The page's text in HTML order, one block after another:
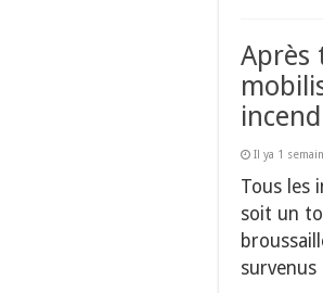
Après
Il ya 1
Tous les
soit un